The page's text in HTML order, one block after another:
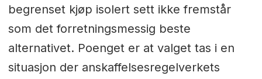
begrenset kjøp isolert sett ikke fremstår
som det forretningsmessig beste
alternativet. Poenget er at valget tas i en
situasjon der anskaffelsesregelverkets